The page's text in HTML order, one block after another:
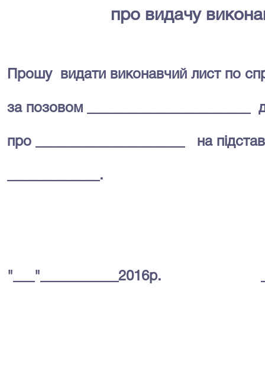
про видачу
Прошу видати виконавчий лист по
за позовом _______________________
про _____________________ на
_____________.
"___"___________2016р.